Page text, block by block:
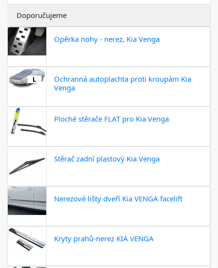
Doporučujeme
Opěrka nohy - nerez, Kia Venga
Ochranná autoplachta proti kroupám Kia
Venga
Ploché stěrače FLAT pro Kia Venga
Stěrač zadní plastový Kia Venga
Nerezové lišty dveří Kia VENGA facelift
Kryty prahů-nerez KIA VENGA